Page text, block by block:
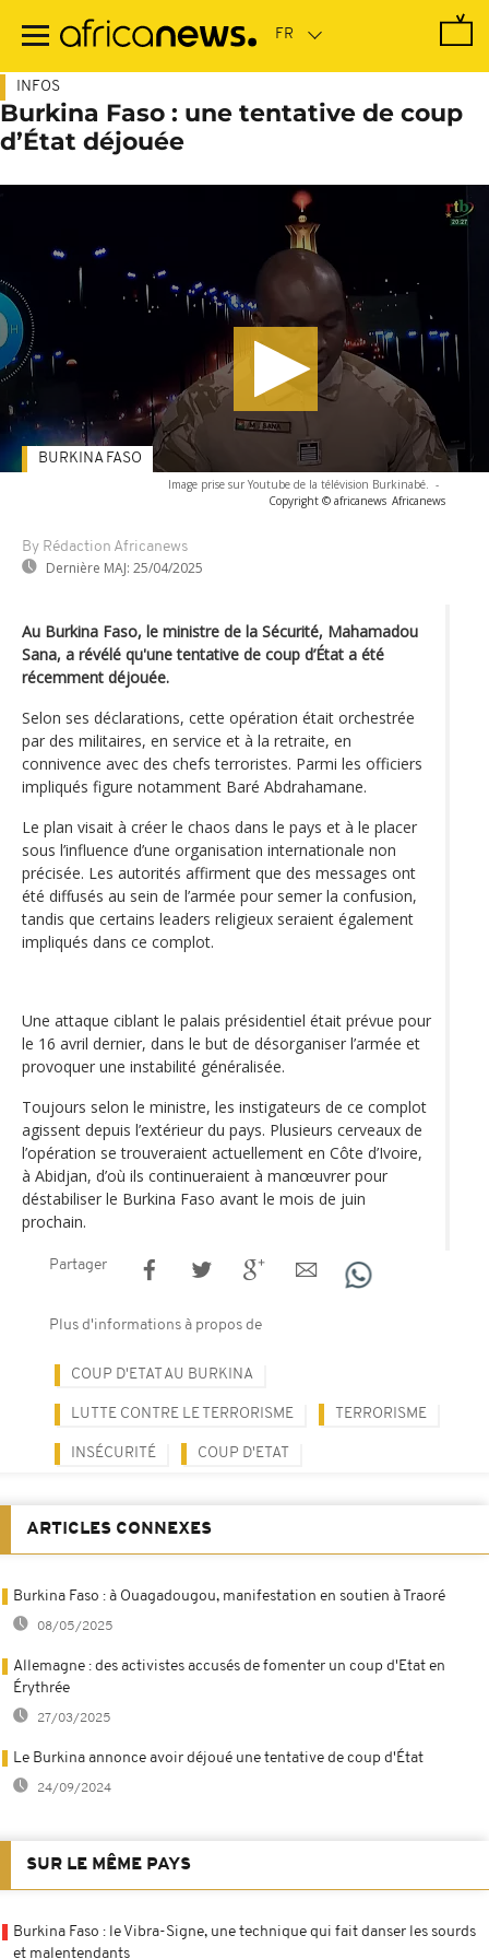
contenu
INFOS
Burkina Faso : une tentative de coup
d’État déjouée
Image prise sur Youtube de la télévision Burkinabé. -
Copyright © africanews Africanews
By Rédaction Africanews
Dernière MAJ: 25/04/2025
BURKINA FASO
Au Burkina Faso, le ministre de la Sécurité, Mahamadou
Sana, a révélé qu'une tentative de coup d’État a été
récemment déjouée.
Selon ses déclarations, cette opération était orchestrée
par des militaires, en service et à la retraite, en
connivence avec des chefs terroristes. Parmi les officiers
impliqués figure notamment Baré Abdrahamane.
Le plan visait à créer le chaos dans le pays et à le placer
sous l’influence d’une organisation internationale non
précisée. Les autorités affirment que des messages ont
été diffusés au sein de l’armée pour semer la confusion,
tandis que certains leaders religieux seraient également
impliqués dans ce complot.
Une attaque ciblant le palais présidentiel était prévue pour
le 16 avril dernier, dans le but de désorganiser l’armée et
provoquer une instabilité généralisée.
Toujours selon le ministre, les instigateurs de ce complot
agissent depuis l’extérieur du pays. Plusieurs cerveaux de
l’opération se trouveraient actuellement en Côte d’Ivoire,
à Abidjan, d’où ils continueraient à manœuvrer pour
déstabiliser le Burkina Faso avant le mois de juin
prochain.
Partager
Plus d'informations à propos de
COUP D'ETAT AU BURKINA
LUTTE CONTRE LE TERRORISME TERRORISME
INSÉCURITÉ COUP D'ETAT
ARTICLES CONNEXES
Burkina Faso : à Ouagadougou, manifestation en soutien à Traoré
08/05/2025
Allemagne : des activistes accusés de fomenter un coup d'Etat en
Érythrée
27/03/2025
Le Burkina annonce avoir déjoué une tentative de coup d'État
24/09/2024
SUR LE MÊME PAYS
Burkina Faso : le Vibra-Signe, une technique qui fait danser les sourds
et malentendants